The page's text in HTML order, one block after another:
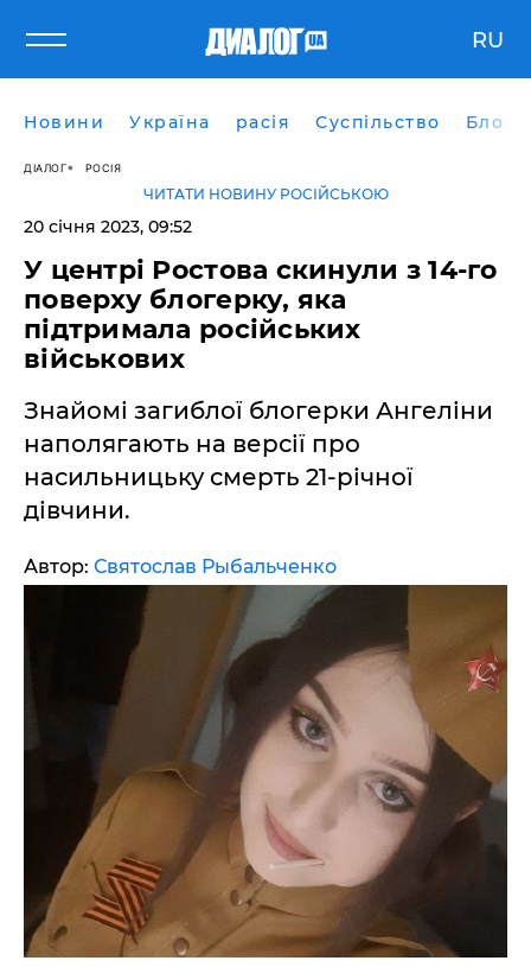
RU
Новини Україна расія Суспільство Блоги
ДІАЛОГ РОСІЯ
ЧИТАТИ НОВИНУ РОСІЙСЬКОЮ
20 січня 2023, 09:52
У центрі Ростова скинули з 14-го
поверху блогерку, яка
підтримала російських
військових
Знайомі загиблої блогерки Ангеліни
наполягають на версії про
насильницьку смерть 21-річної
дівчини.
Автор: Святослав Рыбальченко